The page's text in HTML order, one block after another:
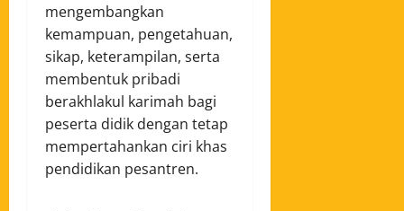
mengembangkan
kemampuan, pengetahuan,
sikap, keterampilan, serta
membentuk pribadi
berakhlakul karimah bagi
peserta didik dengan tetap
mempertahankan ciri khas
pendidikan pesantren.